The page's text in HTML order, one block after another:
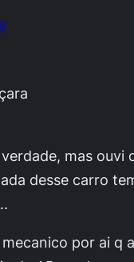
mas ouvi
desse carro
por ai q